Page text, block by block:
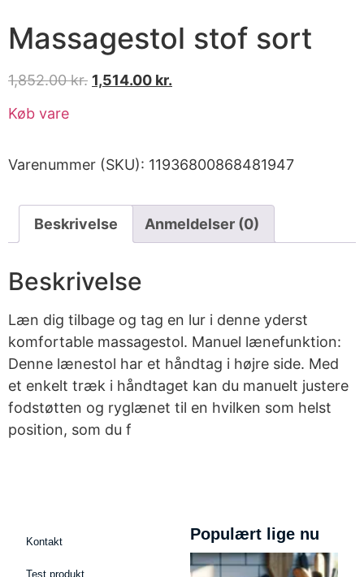
Massagestol stof sort
1,852.00kr. 1,514.00 kr.
Køb vare
Varenummer (SKU): 11936800868481947
Beskrivelse Anmeldelser (0)
Beskrivelse
Læn dig tilbage og tag en lur i denne yderst
komfortable massagestol. Manuel lænefunktion:
Denne lænestol har et håndtag i højre side. Med
et enkelt træk i håndtaget kan du manuelt justere
fodstøtten og ryglænet til en hvilken som helst
position, som du f
Kontakt
Test produkt
Populært lige nu